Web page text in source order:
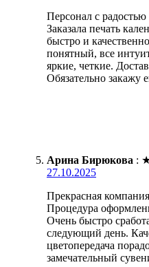
Персонал с
Заказала печать
быстро и
понятный, все
яркие, четкие.
Обязательно закажу
Арина Бирюкова :
27.10.2025
Прекрасная
Процедура
Очень быстро
следующий день.
цветопередача
замечательный